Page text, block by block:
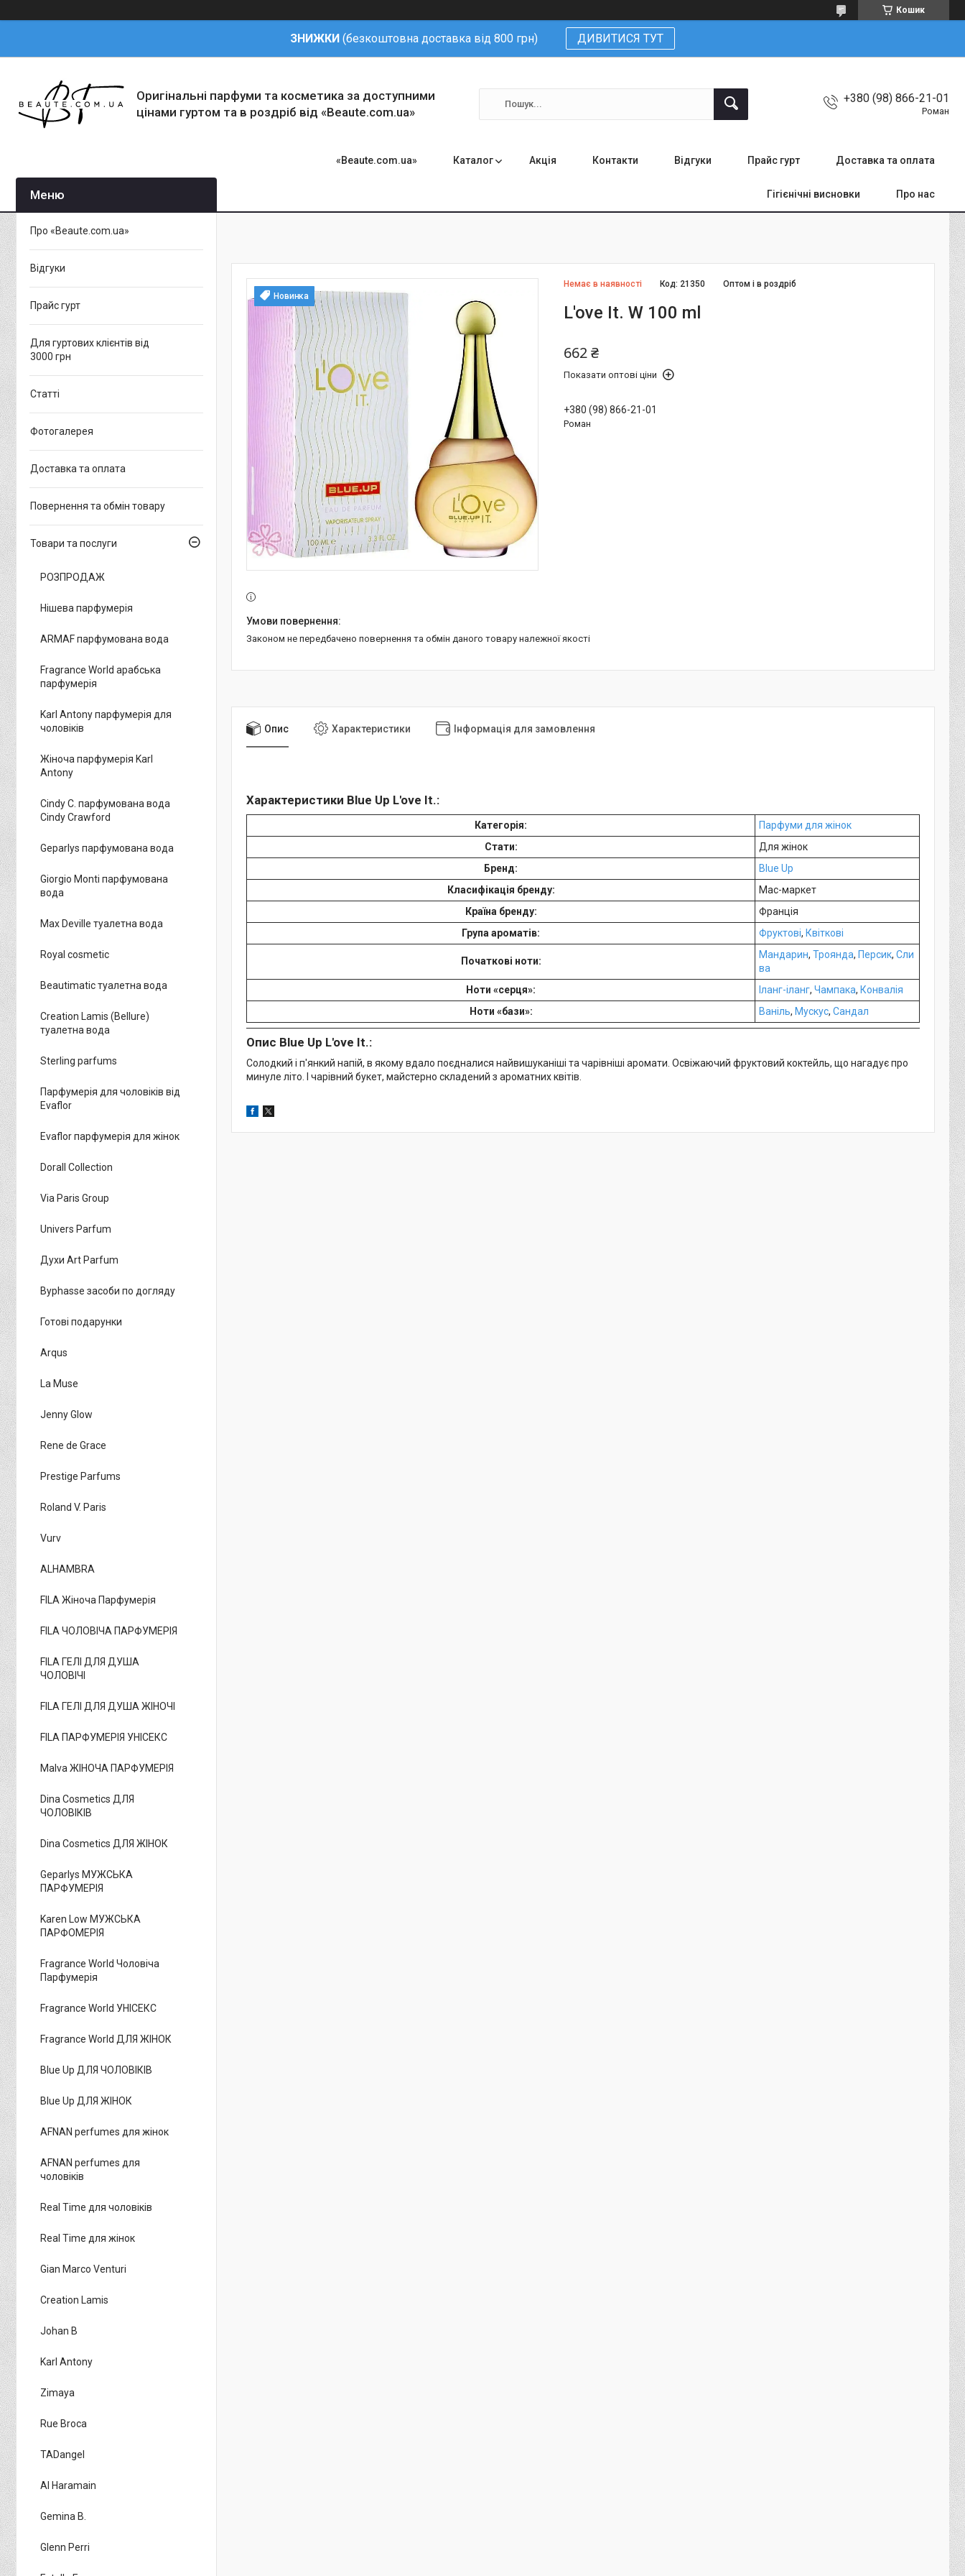
Кошик
ЗНИЖКИ (безкоштовна доставка від 800 грн) ДИВИТИСЯ ТУТ
Оригінальні парфуми та косметика за доступними
цінами гуртом та в роздріб від «Beaute.com.ua»
+380 (98) 866-21-01
Роман
«Beaute.com.ua» Каталог Акція Контакти Відгуки Прайс гурт Доставка та оплата
Гігієнічні висновки Про нас
Новинка
Немає в наявності Оптом і в роздріб
Код: 21350
L'ove It. W 100 ml
662 ₴
Показати оптові ціни
+380 (98) 866-21-01
Роман
Законом не передбачено повернення та обмін даного товару належної якості
Опис Характеристики Інформація для замовлення
Характеристики Blue Up L'ove It.:
Категорія:
Парфуми для жінок
Стати:
Для жінок
Бренд:
Blue Up
Класифікація бренду:
Мас-маркет
Країна бренду:
Франція
Група ароматів:
Фруктові, Квіткові
Початкові ноти:
Мандарин, Троянда, Персик, Сли
ва
Ноти «серця»:
Іланг-іланг, Чампака, Конвалія
Ноти «бази»:
Ваніль, Мускус, Сандал
Опис Blue Up L'ove It.:
Солодкий і п'янкий напій, в якому вдало поєдналися найвишуканіші та чарівніші аромати. Освіжаючий фруктовий коктейль, що нагадує про
минуле літо. І чарівний букет, майстерно складений з ароматних квітів.
Про «Beaute.com.ua»
Відгуки
Прайс гурт
Для гуртових клієнтів від
3000 грн
Статті
Фотогалерея
Доставка та оплата
Повернення та обмін товару
Товари та послуги
РОЗПРОДАЖ
Нішева парфумерія
ARMAF парфумована вода
Fragrance World арабська
парфумерія
Karl Antony парфумерія для
чоловіків
Жіноча парфумерія Karl
Antony
Cindy C. парфумована вода
Cindy Crawford
Geparlys парфумована вода
Giorgio Monti парфумована
вода
Max Deville туалетна вода
Royal cosmetic
Beautimatic туалетна вода
Creation Lamis (Bellure)
туалетна вода
Sterling parfums
Парфумерія для чоловіків від
Evaflor
Evaflor парфумерія для жінок
Dorall Collection
Via Paris Group
Univers Parfum
Духи Art Parfum
Byphasse засоби по догляду
Готові подарунки
Arqus
La Muse
Jenny Glow
Rene de Grace
Prestige Parfums
Roland V. Paris
Vurv
ALHAMBRA
FILA Жіноча Парфумерія
FILA ЧОЛОВІЧА ПАРФУМЕРІЯ
FILA ГЕЛІ ДЛЯ ДУША
ЧОЛОВІЧІ
FILA ГЕЛІ ДЛЯ ДУША ЖІНОЧІ
FILA ПАРФУМЕРІЯ УНІСЕКС
Malva ЖІНОЧА ПАРФУМЕРІЯ
Dina Cosmetics ДЛЯ
ЧОЛОВІКІВ
Dina Cosmetics ДЛЯ ЖІНОК
Geparlys МУЖСЬКА
ПАРФУМЕРІЯ
Karen Low МУЖСЬКА
ПАРФОМЕРІЯ
Fragrance World Чоловіча
Парфумерія
Fragrance World УНІСЕКС
Fragrance World ДЛЯ ЖІНОК
Blue Up ДЛЯ ЧОЛОВІКІВ
Blue Up ДЛЯ ЖІНОК
AFNAN perfumes для жінок
AFNAN perfumes для
чоловіків
Real Time для чоловіків
Real Time для жінок
Gian Marco Venturi
Creation Lamis
Johan B
Karl Antony
Zimaya
Rue Broca
TADangel
Al Haramain
Gemina B.
Glenn Perri